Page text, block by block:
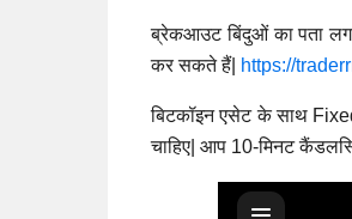
ब्रेकआउट बिंदुओं का पता
कर सकते हैं| https://
बिटकॉइन एसेट के साथ
चाहिए| आप 10-मिनट